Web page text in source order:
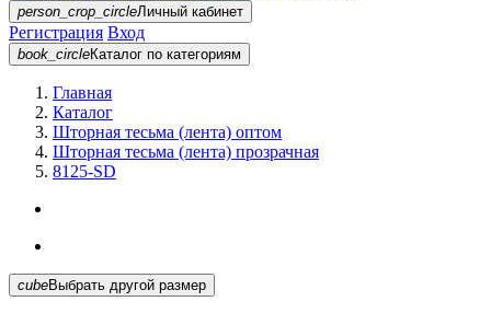
person_crop_circleЛичный кабинет
Регистрация Вход
book_circleКаталог по категориям
Главная
Каталог
Шторная тесьма (лента) оптом
Шторная тесьма (лента) прозрачная
8125-SD
cubeВыбрать другой размер